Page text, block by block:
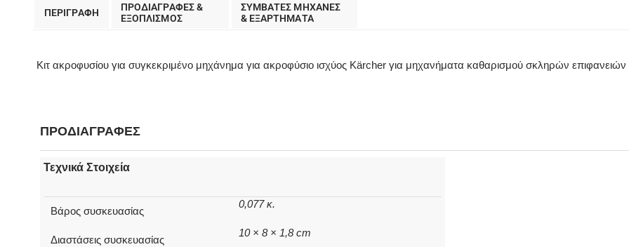
ΠΕΡΙΓΡΑΦΗ
ΠΡΟΔΙΑΓΡΑΦΕΣ &
EΞΟΠΛΙΣΜΟΣ
ΣΥΜΒΑΤΕΣ ΜΗΧΑΝΕΣ
& ΕΞΑΡΤΗΜΑΤΑ
Κιτ ακροφυσίου για συγκεκριμένο μηχάνημα για ακροφύσιο ισχύος Kärcher για μηχανήματα καθαρισμού σκληρών επιφανειών
ΠΡΟΔΙΑΓΡΑΦΕΣ
Τεχνικά Στοιχεία
Βάρος συσκευασίας
0,077 κ.
Διαστάσεις συσκευασίας
10 × 8 × 1,8 cm